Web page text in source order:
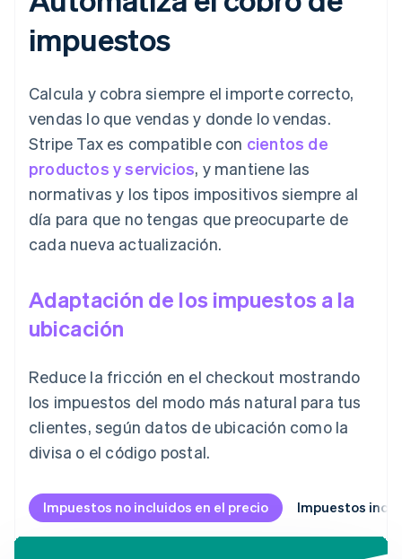
impuestos
Calcula y cobra siempre el importe correcto,
vendas lo que vendas y donde lo vendas.
Stripe Tax es compatible con cientos de
productos y servicios, y mantiene las
normativas y los tipos impositivos siempre al
día para que no tengas que preocuparte de
cada nueva actualización.
Adaptación de los impuestos a la
ubicación
Reduce la fricción en el checkout mostrando
los impuestos del modo más natural para tus
clientes, según datos de ubicación como la
divisa o el código postal.
Impuestos no incluidos en el precio Impuestos